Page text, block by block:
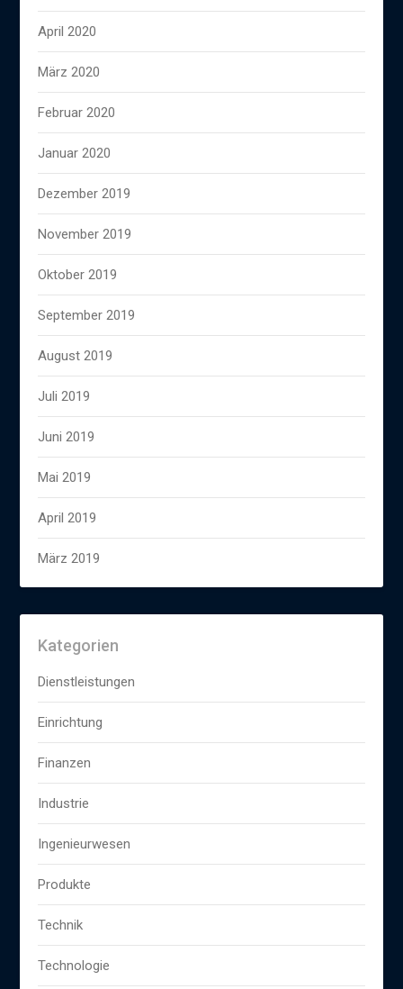
April 2020
März 2020
Februar 2020
Januar 2020
Dezember 2019
November 2019
Oktober 2019
September 2019
August 2019
Juli 2019
Juni 2019
Mai 2019
April 2019
März 2019
Kategorien
Dienstleistungen
Einrichtung
Finanzen
Industrie
Ingenieurwesen
Produkte
Technik
Technologie